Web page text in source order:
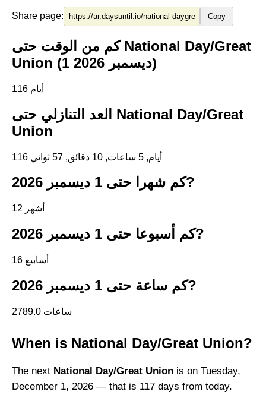
Share page: Copy
كم من الوقت حتى National Day/Great
Union (1 ديسمبر 2026)
116 أيام
العد التنازلي حتى National Day/Great
Union
116 أيام, 5 ساعات, 10 دقائق, 57 ثواني
كم شهرا حتى 1 ديسمبر 2026?
12 أشهر
كم أسبوعا حتى 1 ديسمبر 2026?
16 أسابيع
كم ساعة حتى 1 ديسمبر 2026?
2789.0 ساعات
When is National Day/Great Union?
The next National Day/Great Union is on Tuesday,
December 1, 2026 — that is 117 days from today.